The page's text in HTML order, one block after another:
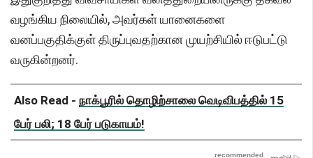
வழங்கிய நிலையில், அவர்கள் யானைகளை
வனப்பகுதிக்குள் திருப்புவதற்கான முயற்சியில் ஈடுபட்டு
வருகின்றனர்.
Also Read - நாக்பூரில் தொழிற்சாலை வெடிவிபத்தில் 15
பேர் பலி; 18 பேர் படுகாயம்!